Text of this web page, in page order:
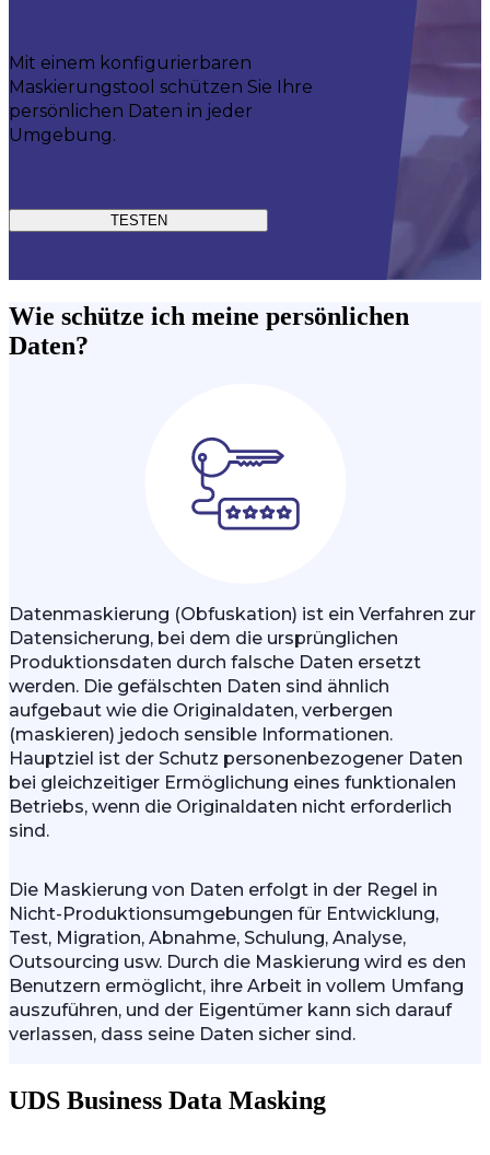
Mit einem konfigurierbaren
Maskierungstool schützen Sie Ihre
persönlichen Daten in jeder
Umgebung.
TESTEN
Wie schütze ich meine persönlichen
Daten?
Datenmaskierung (Obfuskation) ist ein Verfahren zur
Datensicherung, bei dem die ursprünglichen
Produktionsdaten durch falsche Daten ersetzt
werden. Die gefälschten Daten sind ähnlich
aufgebaut wie die Originaldaten, verbergen
(maskieren) jedoch sensible Informationen.
Hauptziel ist der Schutz personenbezogener Daten
bei gleichzeitiger Ermöglichung eines funktionalen
Betriebs, wenn die Originaldaten nicht erforderlich
sind.
Die Maskierung von Daten erfolgt in der Regel in
Nicht-Produktionsumgebungen für Entwicklung,
Test, Migration, Abnahme, Schulung, Analyse,
Outsourcing usw. Durch die Maskierung wird es den
Benutzern ermöglicht, ihre Arbeit in vollem Umfang
auszuführen, und der Eigentümer kann sich darauf
verlassen, dass seine Daten sicher sind.
UDS Business Data Masking